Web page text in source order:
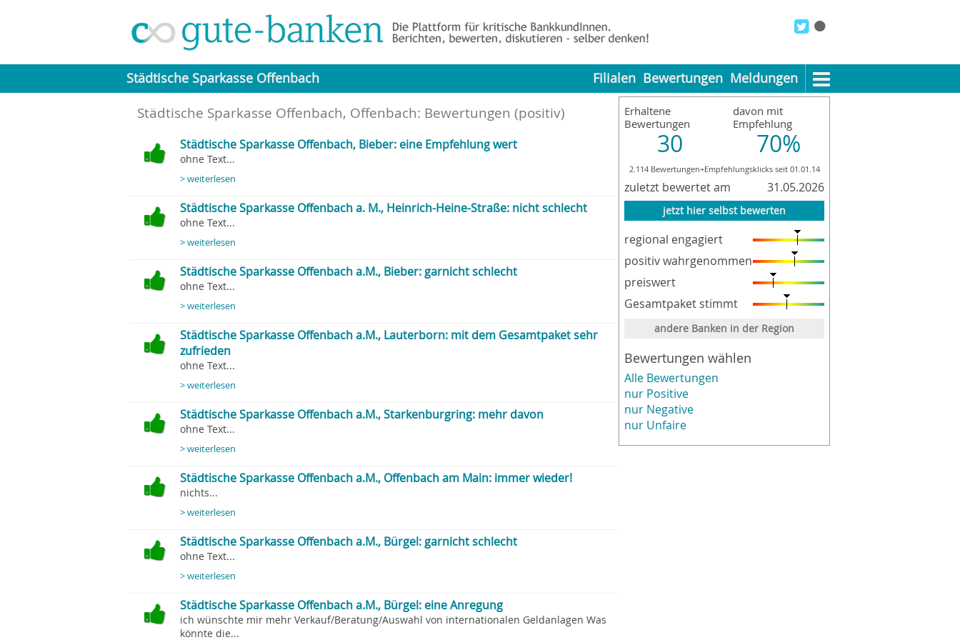
Städtische Sparkasse Offenbach Filialen Bewertungen Meldungen
Erhaltene
Bewertungen
30
davon mit
Empfehlung
70%
2.114 Bewertungen+Empfehlungsklicks seit 01.01.14
zuletzt bewertet am 31.05.2026
jetzt hier selbst bewerten
regional engagiert
positiv wahrgenommen
preiswert
Gesamtpaket stimmt
andere Banken in der Region
Bewertungen wählen
Alle Bewertungen
nur Positive
nur Negative
nur Unfaire
Städtische Sparkasse Offenbach, Offenbach: Bewertungen (positiv)
Städtische Sparkasse Offenbach, Bieber: eine Empfehlung wert
ohne Text...
> weiterlesen
Städtische Sparkasse Offenbach a. M., Heinrich-Heine-Straße: nicht schlecht
ohne Text...
> weiterlesen
Städtische Sparkasse Offenbach a.M., Bieber: garnicht schlecht
ohne Text...
> weiterlesen
Städtische Sparkasse Offenbach a.M., Lauterborn: mit dem Gesamtpaket sehr
zufrieden
ohne Text...
> weiterlesen
Städtische Sparkasse Offenbach a.M., Starkenburgring: mehr davon
ohne Text...
> weiterlesen
Städtische Sparkasse Offenbach a.M., Offenbach am Main: immer wieder!
nichts...
> weiterlesen
Städtische Sparkasse Offenbach a.M., Bürgel: garnicht schlecht
ohne Text...
> weiterlesen
Städtische Sparkasse Offenbach a.M., Bürgel: eine Anregung
ich wünschte mir mehr Verkauf/Beratung/Auswahl von internationalen Geldanlagen Was
könnte die...